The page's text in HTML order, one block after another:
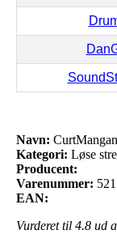
Navn:
Kategori: Løse
Producent:
Varenummer: 521
EAN:
Vurderet til 4.8 ud